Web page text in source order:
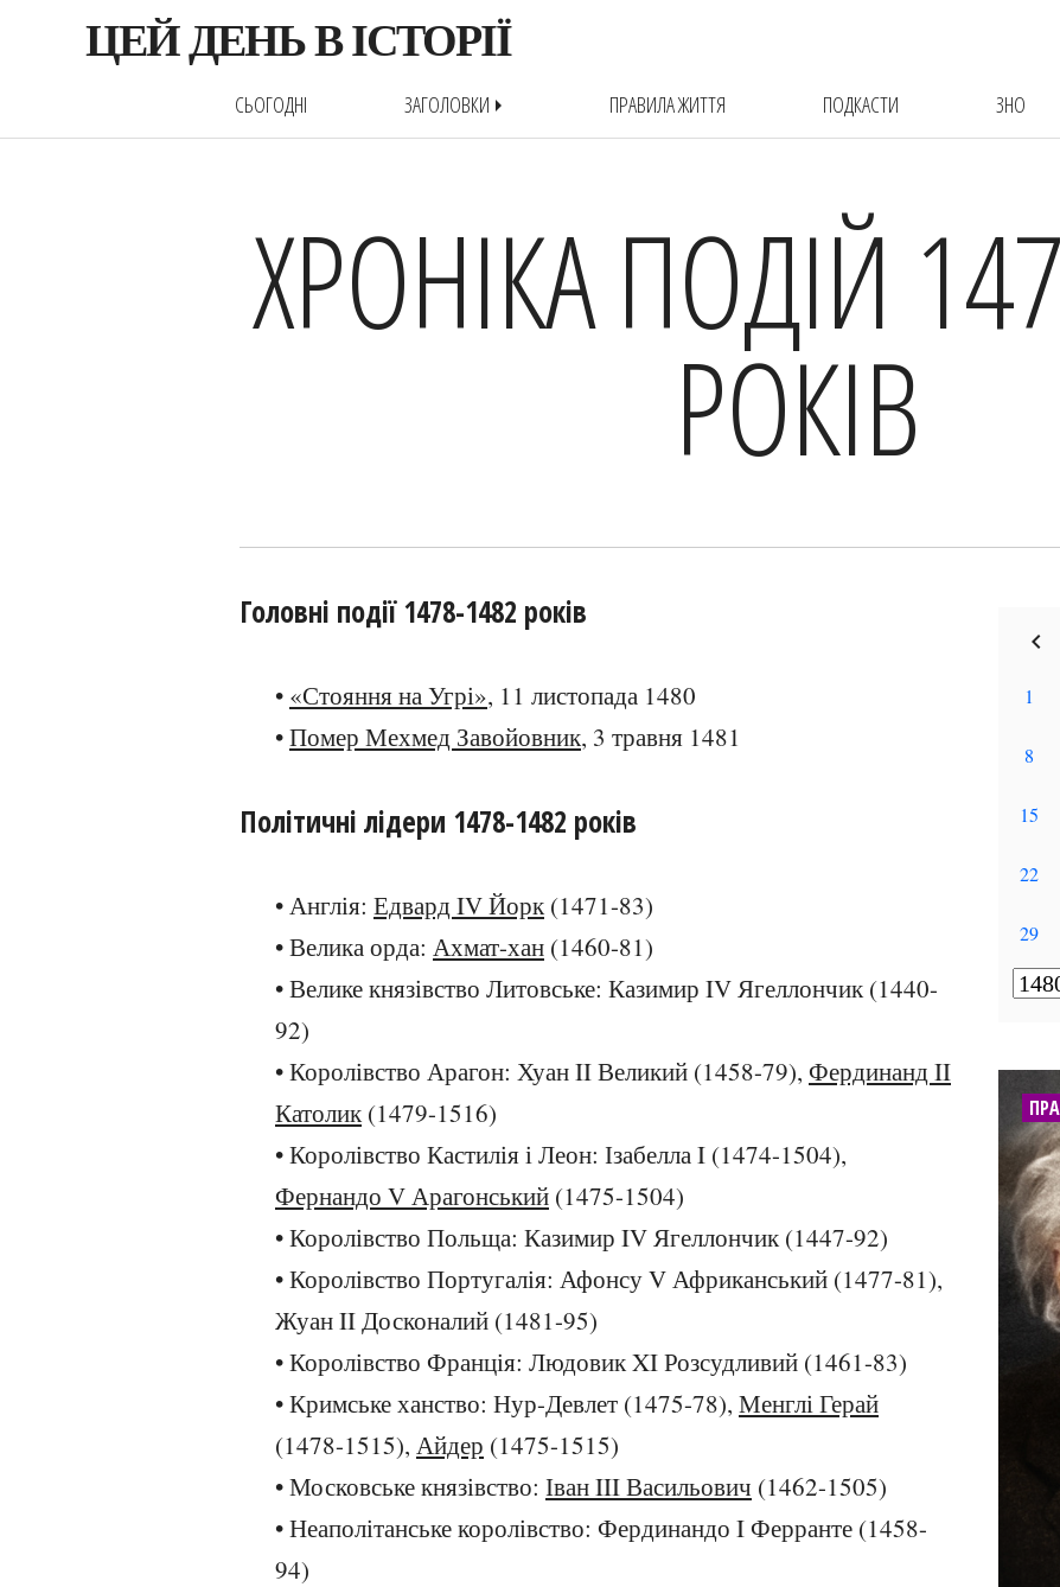
ЦЕЙ ДЕНЬ В ІСТОРІЇ
СЬОГОДНІ ЗАГОЛОВКИarrow_right ПРАВИЛА ЖИТТЯ ПОДКАСТИ ЗНО
ХРОНІКА ПОДІЙ
РОКІВ
Головні події 1478-1482 років
• «Стояння на Угрі», 11 листопада 1480
•Помер Мехмед Завойовник, 3 травня 1481
Політичні лідери 1478-1482 років
• Англія: Едвард IV Йорк(1471-83)
• Велика орда: Ахмат-хан (1460-81)
• Велике князівство Литовське: Казимир IV Ягеллончик (1440-
92)
• Королівство Арагон: Хуан II Великий (1458-79), Фердинанд II
Католик(1479-1516)
• Королівство Кастилія і Леон: Ізабелла I (1474-1504),
Фернандо V Арагонський (1475-1504)
• Королівство Польща: Казимир IV Ягеллончик (1447-92)
• Королівство Португалія: Афонсу V Африканський (1477-81),
Жуан II Досконалий (1481-95)
• Королівство Франція: Людовик XI Розсудливий (1461-83)
• Кримське ханство: Нур-Девлет (1475-78), Менглі Герай
(1478-1515), Айдер (1475-1515)
• Московське князівство: Іван III Васильович (1462-1505)
• Неаполітанське королівство: Фердинандо I Ферранте (1458-
94)